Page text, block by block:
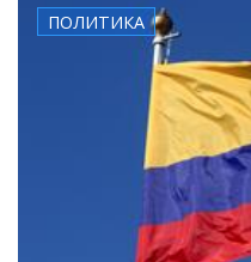
ПОЛИТИКА